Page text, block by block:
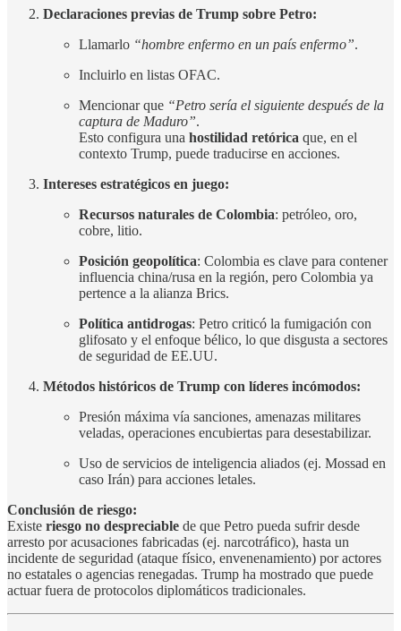
Declaraciones previas de Trump sobre Petro:
Llamarlo “hombre enfermo en un país enfermo”.
Incluirlo en listas OFAC.
Mencionar que “Petro sería el siguiente después de la
captura de Maduro”.
Esto configura una hostilidad retórica que, en el
contexto Trump, puede traducirse en acciones.
Intereses estratégicos en juego:
Recursos naturales de Colombia: petróleo, oro,
cobre, litio.
Posición geopolítica: Colombia es clave para contener
influencia china/rusa en la región, pero Colombia ya
pertence a la alianza Brics.
Política antidrogas: Petro criticó la fumigación con
glifosato y el enfoque bélico, lo que disgusta a sectores
de seguridad de EE.UU.
Métodos históricos de Trump con líderes incómodos:
Presión máxima vía sanciones, amenazas militares
veladas, operaciones encubiertas para desestabilizar.
Uso de servicios de inteligencia aliados (ej. Mossad en
caso Irán) para acciones letales.
Conclusión de riesgo:
Existe riesgo no despreciable de que Petro pueda sufrir desde
arresto por acusaciones fabricadas (ej. narcotráfico), hasta un
incidente de seguridad (ataque físico, envenenamiento) por actores
no estatales o agencias renegadas. Trump ha mostrado que puede
actuar fuera de protocolos diplomáticos tradicionales.